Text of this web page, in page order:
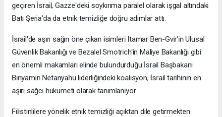
geçiren İsrail, Gazze'deki soykırıma paralel olarak işgal altındaki
Batı Şeria'da da etnik temizliğe doğru adımlar attı.
İsrail'de aşırı sağın öne çıkan isimleri Itamar Ben-Gvir'in Ulusal
Güvenlik Bakanlığı ve Bezalel Smotrich'in Maliye Bakanlığı gibi
en önemli makamları elinde bulundurduğu İsrail Başbakanı
Binyamin Netanyahu liderliğindeki koalisyon, İsrail tarihinin en
aşırı sağcı hükümeti olarak tanımlanıyor.
Filistinlilere yönelik etnik temizliği açıktan dile getirmekten